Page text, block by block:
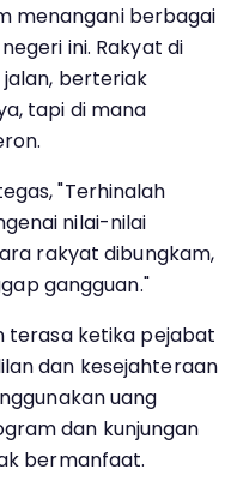
menangani berbagai
ini. Rakyat di
berteriak
tapi di mana
"Terhinalah
nilai-nilai
rakyat dibungkam,
gangguan."
terasa ketika pejabat
dan kesejahteraan
uang
dan kunjungan
bermanfaat.